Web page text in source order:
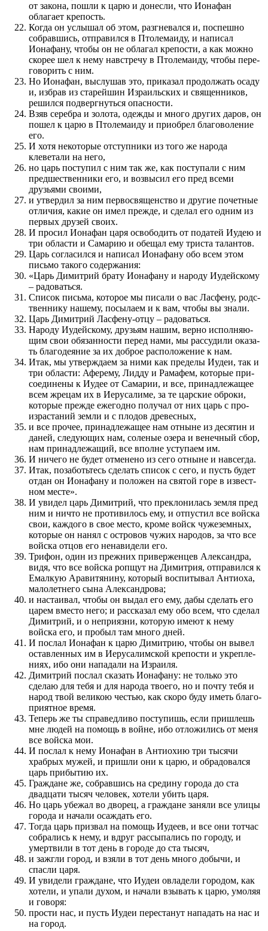
от закона, по­шли к царю и донесли, что Ионафан
облагает крепость.
Когда он услы­шал об этом, раз­гневал­ся и, по­спешно
собрав­шись, отправил­ся в Птолемаиду, и написал
Ионафану, чтобы он не облагал крепости, а как можно
скорее шел к нему навстречу в Птолемаиду, чтобы пере­
говорить с ним.
Но Ионафан, выслушав это, при­ка­за­л про­должать осаду
и, избрав из старей­шин Израиль­ских и священ­ников,
решил­ся подвергнуться опасности.
Взяв серебра и золота, одежды и много других даров, он
по­шел к царю в Птолемаиду и при­обрел благо­воле­ние
его.
И хотя некоторые отступники из того же народа
клеветали на него,
но царь по­ступил с ним так же, как по­ступали с ним
пред­ше­с­т­вен­ники его, и воз­высил его пред всеми
друзьями сво­ими,
и утвердил за ним первосвящен­ство и другие по­четные
отличия, какие он имел пре­жде, и сделал его одним из
первых друзей сво­их.
И про­сил Ионафан царя освободить от податей Иудею и
три области и Самарию и обещал ему триста талантов.
Царь согласил­ся и написал Ионафану обо всем этом
письмо такого содержания:
«Царь Димитрий брату Ионафану и народу Иудейскому
– радо­ваться.
Список письма, которое мы писали о вас Ласфену, род­с­
т­вен­нику нашему, по­сылаем и к вам, чтобы вы знали.
Царь Димитрий Ласфену-отцу – радо­ваться.
Народу Иудейскому, друзьям нашим, верно исполня­ю­
щим свои обязан­ности перед­ нами, мы рас­судили ока­за­
ть бла­го­деяние за их доброе расположе­ние к нам.
Итак, мы утверждаем за ними как пред­елы Иудеи, так и
три области: Аферему, Лидду и Рамафем, которые при­
соединены к Иудее от Самарии, и все, при­надлежащее
всем жрецам их в Иерусалиме, за те царские оброки,
которые пре­жде ежегодно по­лучал от них царь с про­
израстаний земли и с плодов древесных,
и все про­чее, при­надлежащее нам отныне из десятин и
даней, следу­ю­щих нам, соленые озера и венечный сбор,
нам при­надлежащий, все вполне уступаем им.
И ничего не будет отменено из сего отныне и навсегда.
Итак, по­за­ботьтесь сделать список с сего, и пусть будет
отдан он Ионафану и по­ложен на святой горе в извест­
ном месте».
И увидел царь Димитрий, что пре­кло­нилась земля пред
ним и ничто не про­тивилось ему, и отпустил все войска
свои, каждого в свое место, кроме войск чужеземных,
которые он нанял с островов чужих народов, за что все
войска отцов его не­на­видели его.
Трифон, один из пре­жних при­верженцев Александра,
видя, что все войска ропщут на Димитрия, отправил­ся к
Емалкую Аравитянину, который воспитывал Антиоха,
малолетнего сына Александрова;
и настаивал, чтобы он выдал его ему, дабы сделать его
царем вместо него; и рас­ска­за­л ему обо всем, что сделал
Димитрий, и о неприязни, которую имеют к нему
войска его, и про­был там много дней.
И по­слал Ионафан к царю Димитрию, чтобы он вывел
оставлен­ных им в Иерусалимской крепости и укрепле­
ниях, ибо они нападали на Израиля.
Димитрий по­слал ска­за­ть Ионафану: не только это
сделаю для тебя и для народа твоего, но и по­чту тебя и
народ твой великою честью, как скоро буду иметь бла­го­
приятное время.
Теперь же ты справедливо по­ступишь, если при­шлешь
мне людей на по­мощь в войне, ибо отложились от меня
все войска мои.
И по­слал к нему Ионафан в Антиохию три тысячи
храбрых мужей, и при­шли они к царю, и обрадовал­ся
царь при­бытию их.
Граждане же, собрав­шись на средину города до ста
двадцати тысяч человек, хотели убить царя.
Но царь убежал во дворец, а граждане заняли все улицы
города и начали осаждать его.
Тогда царь при­звал на по­мощь Иудеев, и все они тотчас
собрались к нему, и вдруг рас­сыпались по городу, и
умертвили в тот день в городе до ста тысяч,
и зажгли город, и взяли в тот день много добычи, и
спасли царя.
И увидели граждане, что Иудеи овладели городом, как
хотели, и упали духом, и начали взы­вать к царю, умоляя
и говоря:
прости нас, и пусть Иудеи пере­станут нападать на нас и
на город.